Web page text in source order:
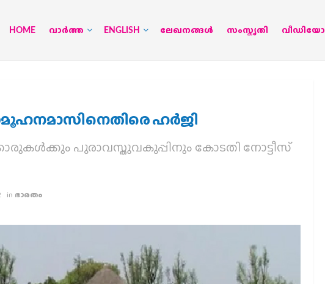
HOME വാര്‍ത്ത ENGLISH ലേഖനങ്ങള്‍ സംസ്കൃതി വീഡിയോ
ഹര്‍ജി
പുരാവസ്തുവകുപ്പിനും കോടതി നോട്ടീസ്
in ഭാരതം